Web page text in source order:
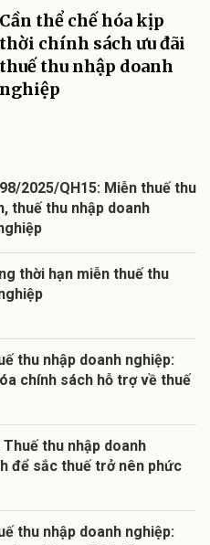
Cần thể chế hóa kịp
thời chính sách ưu đãi
thuế thu nhập doanh
nghiệp
2025/QH15: Miễn thuế thu
thuế thu nhập doanh
thời hạn miễn thuế thu
thu nhập doanh nghiệp:
chính sách hỗ trợ về thuế
thu nhập doanh
để sắc thuế trở nên phức
thu nhập doanh nghiệp: